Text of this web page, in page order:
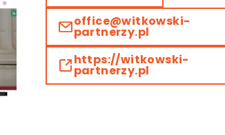
office@witkowski-
partnerzy.pl
https://witkowski-
partnerzy.pl